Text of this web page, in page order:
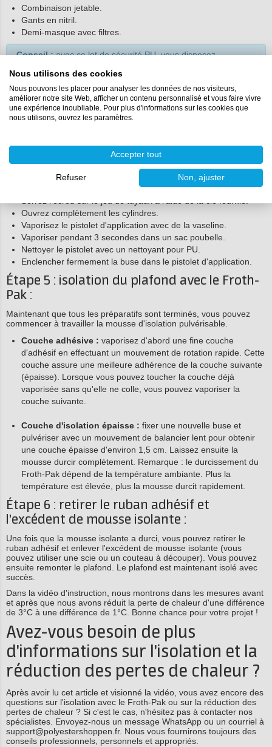
Combinaison jetable.
Gants en nitril.
Demi-masque avec filtres.
Conseil :avec ce lot de sécurité PU, vous disposez
pouvez ainsi travailler en toute sécurité sur votre projet
Étape 4 : préparation du Froth-Pak pour
l'utilisation :
l'ensemble pour l'utilisation. Veillez à utiliser le tuyau du Froth-Pak
et suivez les étapes ci-dessous :
Raccordez les deux tuyaux à la bonne bouteille en utilisant la
couleur indiquée (rouge à rouge et bleu à bleu).
Serrez l'écrou sur le jeu de tuyaux à l'aide de la clé fournie.
Ouvrez complètement les cylindres.
Vaporisez le pistolet d'application avec de la vaseline.
Vaporiser pendant 3 secondes dans un sac poubelle.
Nettoyer le pistolet avec un nettoyant pour PU.
Enclencher fermement la buse dans le pistolet d'application.
Étape 5 : isolation du plafond avec le Froth-
Pak :
Maintenant que tous les préparatifs sont terminés, vous pouvez
commencer à travailler la mousse d'isolation pulvérisable.
Couche adhésive : vaporisez d'abord une fine couche
d'adhésif en effectuant un mouvement de rotation rapide. Cette
couche assure une meilleure adhérence de la couche suivante
(épaisse). Lorsque vous pouvez toucher la couche déjà
vaporisée sans qu'elle ne colle, vous pouvez vaporiser la
couche suivante.
Couche d'isolation épaisse : fixer une nouvelle buse et
pulvériser avec un mouvement de balancier lent pour obtenir
une couche épaisse d'environ 1,5 cm. Laissez ensuite la
mousse durcir complètement. Remarque : le durcissement du
Froth-Pak dépend de la température ambiante. Plus la
température est élevée, plus la mousse durcit rapidement.
Étape 6 : retirer le ruban adhésif et
l'excédent de mousse isolante :
Une fois que la mousse isolante a durci, vous pouvez retirer le
ruban adhésif et enlever l'excédent de mousse isolante (vous
pouvez utiliser une scie ou un couteau à découper). Vous pouvez
ensuite remonter le plafond. Le plafond est maintenant isolé avec
succès.
Dans la vidéo d'instruction, nous montrons dans les mesures avant
et après que nous avons réduit la perte de chaleur d'une différence
de 3°C à une différence de 1°C. Bonne chance pour votre projet !
Avez-vous besoin de plus
d'informations sur l'isolation et la
réduction des pertes de chaleur ?
Après avoir lu cet article et visionné la vidéo, vous avez encore des
questions sur l'isolation avec le Froth-Pak ou sur la réduction des
pertes de chaleur ? Si c'est le cas, n'hésitez pas à contacter nos
spécialistes. Envoyez-nous un message WhatsApp ou un courriel à
support@polyestershoppen.fr. Nous vous fournirons toujours des
conseils professionnels, personnels et appropriés.
Nous utilisons des cookies
Nous pouvons les placer pour analyser les données de nos visiteurs,
améliorer notre site Web, afficher un contenu personnalisé et vous faire vivre
une expérience inoubliable. Pour plus d'informations sur les cookies que
nous utilisons, ouvrez les paramètres.
Accepter tout
Refuser Non, ajuster